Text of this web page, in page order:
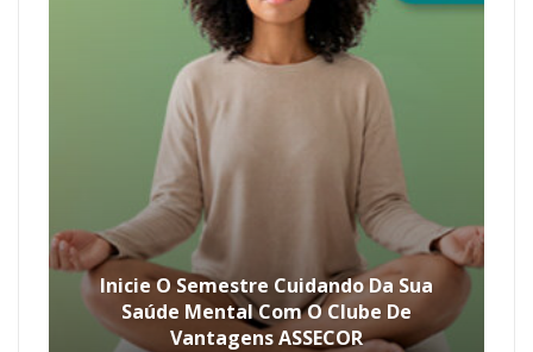
Inicie O Semestre Cuidando Da Sua
Saúde Mental Com O Clube De
Vantagens ASSECOR